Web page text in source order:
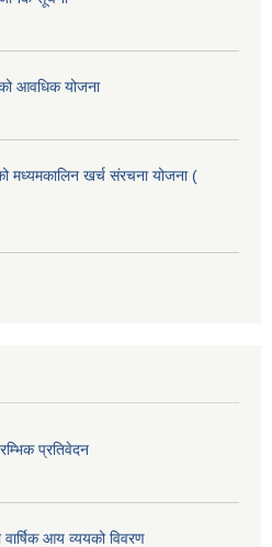
आवधिक योजना
मध्यमकालिन खर्च संरचना योजना (
प्रतिवेदन
आय व्ययको विवरण